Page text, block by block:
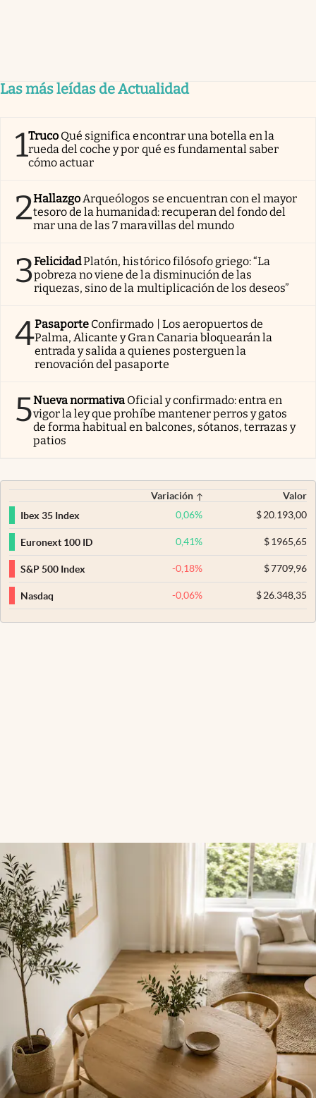
Las más leídas de Actualidad
1Truco Qué significa encontrar una botella en la
rueda del coche y por qué es fundamental saber
cómo actuar
2HallazgoArqueólogos se encuentran con el mayor
tesoro de la humanidad: recuperan del fondo del
mar una de las 7 maravillas del mundo
3FelicidadPlatón, histórico filósofo griego: “La
pobreza no viene de la disminución de las
riquezas, sino de la multiplicación de los deseos”
4Pasaporte Confirmado | Los aeropuertos de
Palma, Alicante y Gran Canaria bloquearán la
entrada y salida a quienes posterguen la
renovación del pasaporte
5Nueva normativa Oficial y confirmado: entra en
vigor la ley que prohíbe mantener perros y gatos
de forma habitual en balcones, sótanos, terrazas y
patios
Variación
Valor
Ibex 35 Index
0,06% $20.193,00
Euronext 100 ID 0,41% $1965,65
S&P 500 Index -0,18% $7709,96
Nasdaq -0,06% $26.348,35